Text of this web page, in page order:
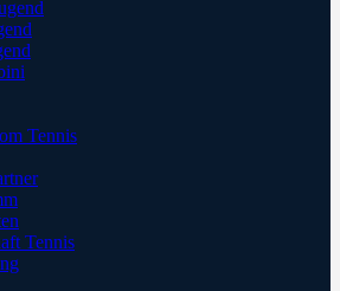
Tennis
Tennis